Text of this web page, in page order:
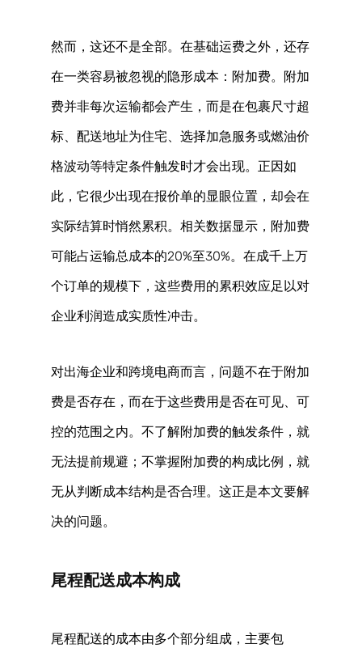
然而，这还不是全部。在基础运费之外，还存
在一类容易被忽视的隐形成本：附加费。附加
费并非每次运输都会产生，而是在包裹尺寸超
标、配送地址为住宅、选择加急服务或燃油价
格波动等特定条件触发时才会出现。正因如
此，它很少出现在报价单的显眼位置，却会在
实际结算时悄然累积。相关数据显示，附加费
可能占运输总成本的20%至30%。在成千上万
个订单的规模下，这些费用的累积效应足以对
企业利润造成实质性冲击。
对出海企业和跨境电商而言，问题不在于附加
费是否存在，而在于这些费用是否在可见、可
控的范围之内。不了解附加费的触发条件，就
无法提前规避；不掌握附加费的构成比例，就
无从判断成本结构是否合理。这正是本文要解
决的问题。
尾程配送成本构成
尾程配送的成本由多个部分组成，主要包